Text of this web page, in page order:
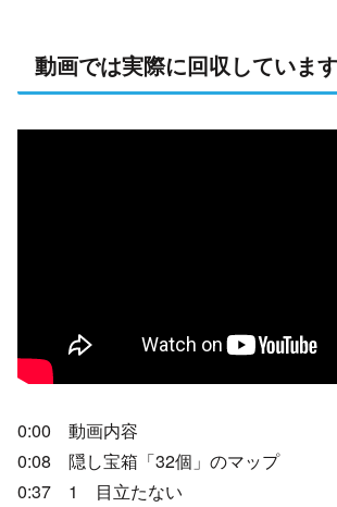
動画では実際に回収していま
0:00 動画内容
0:08 隠し宝箱「32個」のマップ
0:37 1 目立たない